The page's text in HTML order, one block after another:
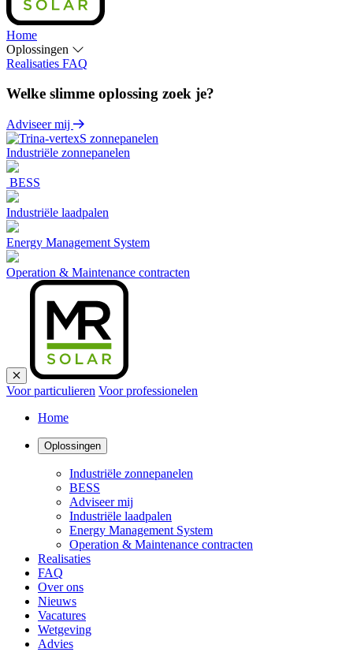
Home
Oplossingen
Realisaties FAQ
Welke slimme oplossing zoek je?
Adviseer mij
Industriële zonnepanelen
BESS
Industriële laadpalen
Energy Management System
Operation & Maintenance contracten
Voor particulieren Voor professionelen
Home
Oplossingen
Industriële zonnepanelen
BESS
Adviseer mij
Industriële laadpalen
Energy Management System
Operation & Maintenance contracten
Realisaties
FAQ
Over ons
Nieuws
Vacatures
Wetgeving
Advies